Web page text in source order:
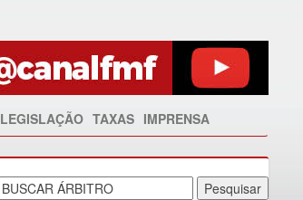
LEGISLAÇÃO TAXAS IMPRENSA